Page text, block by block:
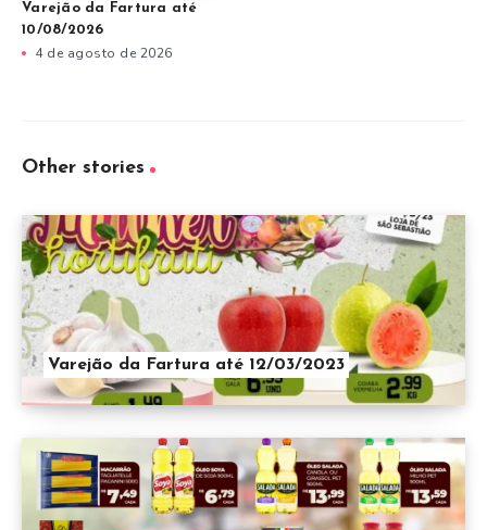
Varejão da Fartura até
10/08/2026
4 de agosto de 2026
Other stories
Varejão da Fartura até 12/03/2023